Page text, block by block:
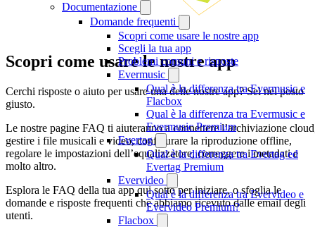
Documentazione
Domande frequenti
Scopri come usare le nostre app
Scegli la tua app
Problemi comuni e risposte
Evermusic
Qual è la differenza tra Evermusic e
Flacbox
Qual è la differenza tra Evermusic e
Evermusic Premium
Evertag
Qual è la differenza tra Evertag ed
Evertag Premium
Evervideo
Qual è la differenza tra Evervideo e
Evervideo Premium?
Flacbox
Scopri come usare le nostre app
Cerchi risposte o aiuto per usare una delle nostre app? Sei nel posto
giusto.
Le nostre pagine FAQ ti aiuteranno a connettere l’archiviazione
gestire i file musicali e video, configurare la riproduzione offline,
regolare le impostazioni dell’equalizzatore, correggere i metadati e
molto altro.
Esplora le FAQ della tua app qui sotto per iniziare, o sfoglia le
domande e risposte frequenti che abbiamo ricevuto dalle email degli
utenti.